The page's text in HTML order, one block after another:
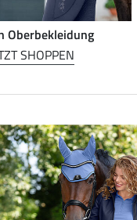
Oberbekleidung
SHOPPEN